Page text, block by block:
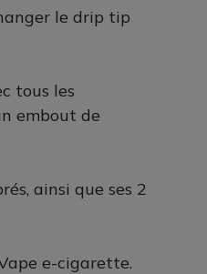
le drip tip
tous les
embout de
ainsi que ses 2
e-cigarette.